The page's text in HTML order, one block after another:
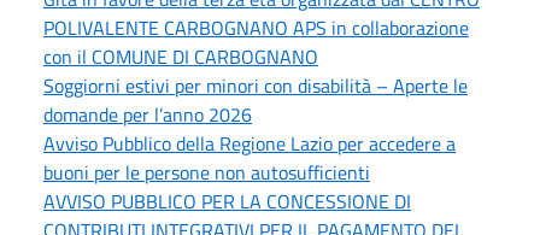
POLIVALENTE CARBOGNANO APS in collaborazione
con il COMUNE DI CARBOGNANO
Soggiorni estivi per minori con disabilità – Aperte le
domande per l’anno 2026
Avviso Pubblico della Regione Lazio per accedere a
buoni per le persone non autosufficienti
AVVISO PUBBLICO PER LA CONCESSIONE DI